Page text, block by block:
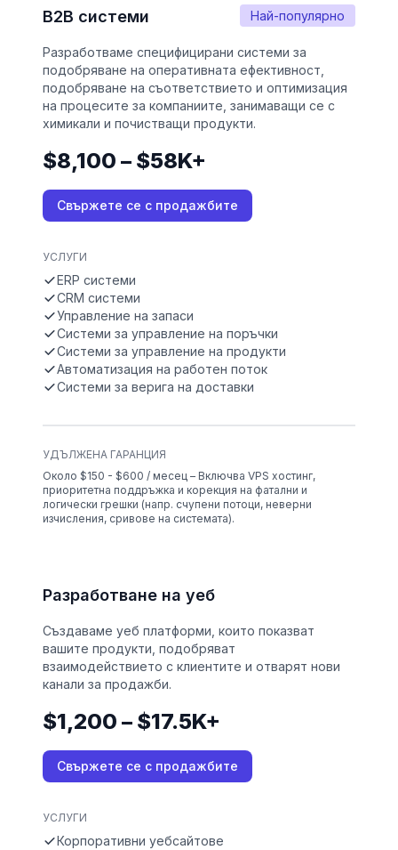
Най-популярно
B2B системи
Разработваме специфицирани системи за
подобряване на оперативната ефективност,
подобряване на съответствието и оптимизация
на процесите за компаниите, занимаващи се с
химикали и почистващи продукти.
$8,100 – $58K+
Свържете се с продажбите
УСЛУГИ
ERP системи
CRM системи
Управление на запаси
Системи за управление на поръчки
Системи за управление на продукти
Автоматизация на работен поток
Системи за верига на доставки
УДЪЛЖЕНА ГАРАНЦИЯ
Около $150 - $600 / месец – Включва VPS хостинг,
приоритетна поддръжка и корекция на фатални и
логически грешки (напр. счупени потоци, неверни
изчисления, сривове на системата).
Разработване на уеб
Създаваме уеб платформи, които показват
вашите продукти, подобряват
взаимодействието с клиентите и отварят нови
канали за продажби.
$1,200 – $17.5K+
Свържете се с продажбите
УСЛУГИ
Корпоративни уебсайтове